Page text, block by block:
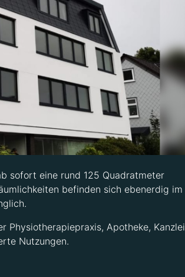
sofort eine rund 125 Quadratmeter
befinden sich ebenerdig im
Physiotherapiepraxis, Apotheke, Kanzlei
Nutzungen.